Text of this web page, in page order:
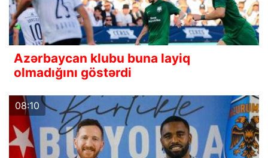
Azərbaycan klubu buna layiq
olmadığını göstərdi
08:10